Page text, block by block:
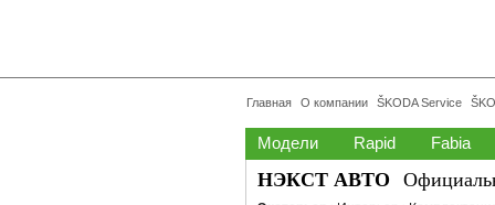
Главная О компании ŠKODA Service
Модели Rapid Fabia
НЭКСТ АВТО